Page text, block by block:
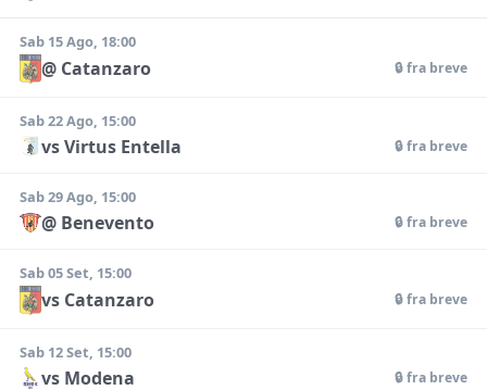
Sab 15 Ago, 18:00
@ Catanzaro 🔒 fra breve
Sab 22 Ago, 15:00
vs Virtus Entella 🔒 fra breve
Sab 29 Ago, 15:00
@ Benevento 🔒 fra breve
Sab 05 Set, 15:00
vs Catanzaro 🔒 fra breve
Sab 12 Set, 15:00
vs Modena 🔒 fra breve